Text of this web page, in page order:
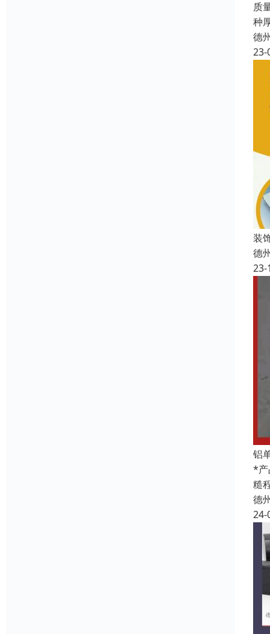
质
种
德
23-
装
德
23-
铝
*产
糙
德
24-